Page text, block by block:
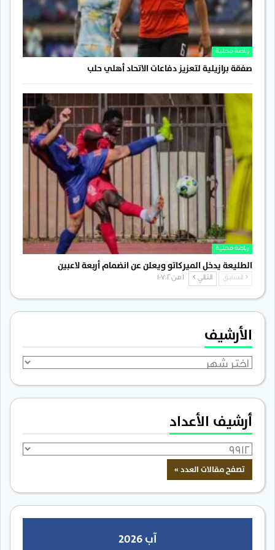
رياضة محلية
صفقة برازيلية لتعزيز دفاعات الاتحاد أهلي حلب
رياضة محلية
الطليعة يدخل الميركاتو ويعلن عن انضمام أربعة لاعبين
السابق التالي
الأرشيف
الأرشيف
أرشيف الأعداد
آب 2026